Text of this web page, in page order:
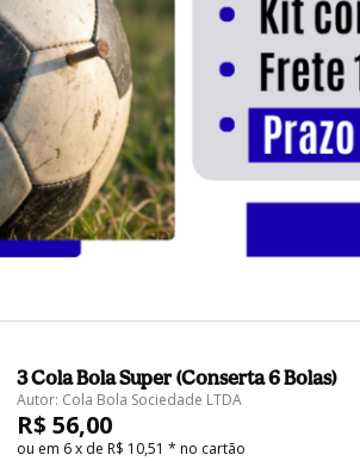
3 Cola Bola Super (Conserta 6 Bolas)
Autor: Cola Bola Sociedade LTDA
R$ 56,00
ou em 6 x de R$ 10,51 * no cartão